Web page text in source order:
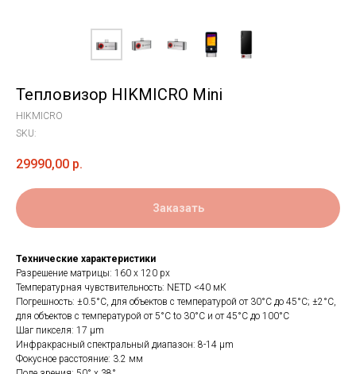
Тепловизор HIKMICRO Mini
HIKMICRO
SKU:
29990,00 р.
Заказать
Технические характеристики
Разрешение матрицы: 160 x 120 px
Температурная чувствительность: NETD <40 мК
Погрешность: ±0.5°C, для объектов с температурой от 30°C до 45°C; ±2°C,
для объектов с температурой от 5°C to 30°C и от 45°C до 100°C
Шаг пикселя: 17 μm
Инфракрасный спектральный диапазон: 8-14 μm
Фокусное расстояние: 3.2 мм